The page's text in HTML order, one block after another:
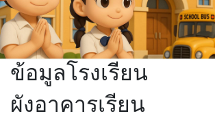
ข้อมูลโรงเรียน
ผังอาคารเรียน